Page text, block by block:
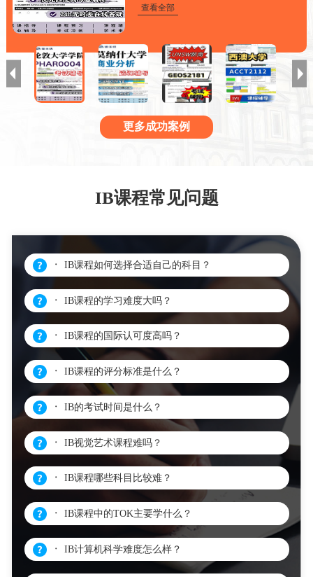
理学【辅导类型】：考试辅导【辅导
查看全部
更多成功案例
IB课程常见问题
᛫ IB课程如何选择合适自己的科目？
᛫ IB课程的学习难度大吗？
᛫ IB课程的国际认可度高吗？
᛫ IB课程的评分标准是什么？
᛫ IB的考试时间是什么？
᛫ IB视觉艺术课程难吗？
᛫ IB课程哪些科目比较难？
᛫ IB课程中的TOK主要学什么？
᛫ IB计算机科学难度怎么样？